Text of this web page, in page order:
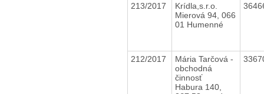
213/2017
Krídla,s.r.o.
Mierová 94, 066
01 Humenné
212/2017
Mária Tarčová -
obchodná
činnosť
Habura 140,